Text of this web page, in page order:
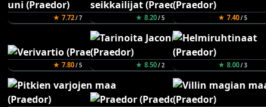
★ 7.72/ 7 ★ 8.20/ 5 ★ 7.40/ 5
★ 7.80/ 5 ★ 8.50/ 2 ★ 8.00/ 3